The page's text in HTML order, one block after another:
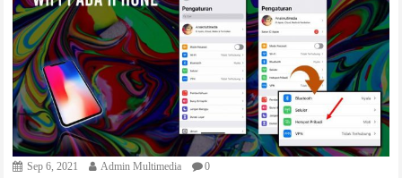
Sep 6, 2021 Admin Multimedia 0